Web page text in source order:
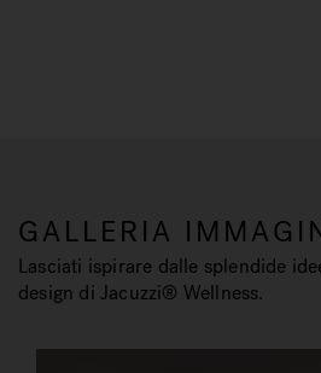
GALLERIA
Lasciati ispirare dalle splendide
design di Jacuzzi® Wellness.